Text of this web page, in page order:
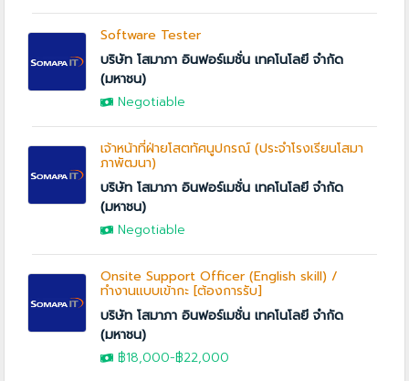
Software Tester
บริษัท โสมาภา อินฟอร์เมชั่น เทคโนโลยี จำกัด
(มหาชน)
Negotiable
เจ้าหน้าที่ฝ่ายโสตทัศนูปกรณ์ (ประจำโรงเรียนโสมา
ภาพัฒนา)
บริษัท โสมาภา อินฟอร์เมชั่น เทคโนโลยี จำกัด
(มหาชน)
Negotiable
Onsite Support Officer (English skill) /
ทำงานแบบเข้ากะ [ต้องการรับ]
บริษัท โสมาภา อินฟอร์เมชั่น เทคโนโลยี จำกัด
(มหาชน)
฿18,000-฿22,000